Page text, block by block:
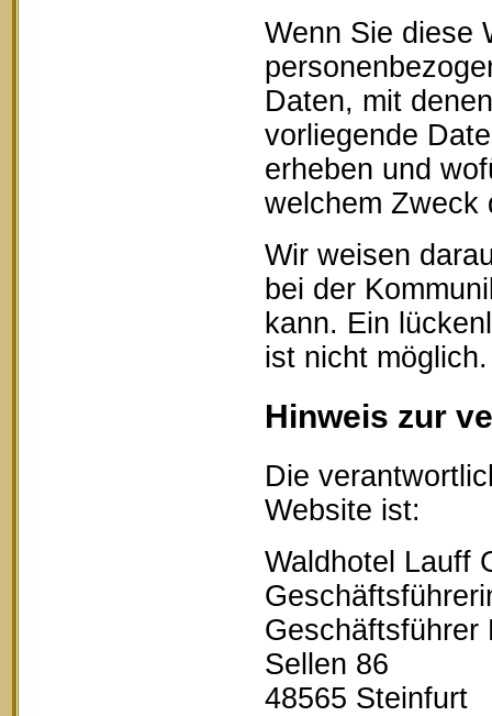
Wenn Sie diese
Daten, mit
vorliegende
erheben und
welchem Zweck
Wir weisen
bei der
kann. Ein
ist nicht möglich.
Hinweis zur
Die
Website ist:
Waldhotel Lauff
Geschäftsführer
Sellen 86
48565 Steinfurt